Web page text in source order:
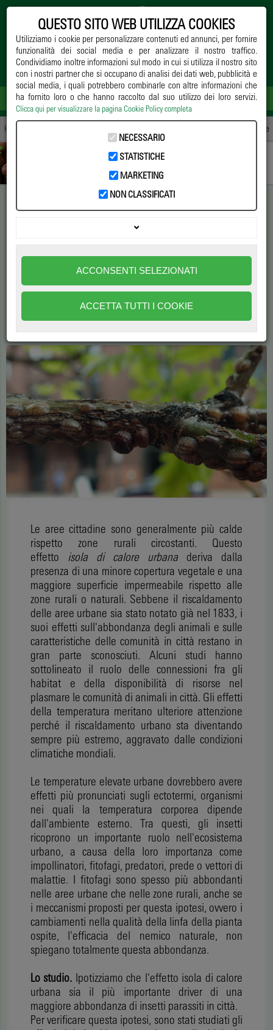
Home -> Gli effetti del calore sullo sviluppo delle cocciniglie
Gli effetti del calore sullo
sviluppo delle cocciniglie
L'andamento delle temperature in aree urbane è simile a
quello del riscaldamento globale. Osservati gli effetti sulla
biologia di Parthenolecanium quercifex.
diAlassandro Gnesini 2317
Le aree cittadine sono generalmente più calde
rispetto zone rurali circostanti. Questo
effetto isola di calore urbana deriva dalla
presenza di una minore copertura vegetale e una
maggiore superficie impermeabile rispetto alle
zone rurali o naturali. Sebbene il riscaldamento
delle aree urbane sia stato notato già nel 1833, i
suoi effetti sull'abbondanza degli animali e sulle
caratteristiche delle comunità in città restano in
gran parte sconosciuti. Alcuni studi hanno
sottolineato il ruolo delle connessioni fra gli
habitat e della disponibilità di risorse nel
plasmare le comunità di animali in città. Gli effetti
della temperatura meritano ulteriore attenzione
perché il riscaldamento urbano sta diventando
sempre più estremo, aggravato dalle condizioni
climatiche mondiali.
Le temperature elevate urbane dovrebbero avere
effetti più pronunciati sugli ectotermi, organismi
nei quali la temperatura corporea dipende
dall'ambiente esterno. Tra questi, gli insetti
ricoprono un importante ruolo nell'ecosistema
urbano, a causa della loro importanza come
impollinatori, fitofagi, predatori, prede o vettori di
malattie. I fitofagi sono spesso più abbondanti
nelle aree urbane che nelle zone rurali, anche se
i meccanismi proposti per questa ipotesi, ovvero i
cambiamenti nella qualità della linfa della pianta
ospite, l'efficacia del nemico naturale, non
spiegano totalmente questa abbondanza.
Lo studio. Ipotizziamo che l'effetto isola di calore
urbana sia il più importante driver di una
maggiore abbondanza di insetti parassiti in città.
Per verificare questa ipotesi, sono stati studiati gli
QUESTO SITO WEB UTILIZZA COOKIES
Utilizziamo i cookie per personalizzare contenuti ed annunci, per fornire
funzionalità dei social media e per analizzare il nostro traffico.
Condividiamo inoltre informazioni sul modo in cui si utilizza il nostro sito
con i nostri partner che si occupano di analisi dei dati web, pubblicità e
social media, i quali potrebbero combinarle con altre informazioni che
ha fornito loro o che hanno raccolto dal suo utilizzo dei loro servizi.
Clicca qui per visualizzare la pagina Cookie Policy completa
NECESSARIO
STATISTICHE
MARKETING
NON CLASSIFICATI
ACCONSENTI SELEZIONATI
ACCETTA TUTTI I COOKIE